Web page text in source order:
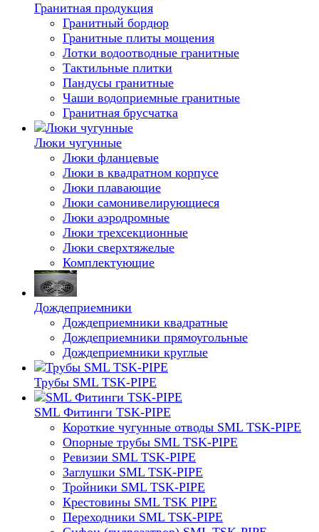
Гранитная продукция
Гранитный бордюр
Гранитные плиты мощения
Лотки водоотводные гранитные
Тактильные плитки
Пандусы гранитные
Чаши водоприемные гранитные
Гранитная брусчатка
Люки чугунные
Люки фланцевые
Люки в квадратном корпусе
Люки плавающие
Люки самонивелирующиеся
Люки аэродромные
Люки трехсекционные
Люки сверхтяжелые
Комплектующие
Дождеприемники
Дождеприемники квадратные
Дождеприемники прямоугольные
Дождеприемники круглые
Трубы SML TSK-PIPE
SML Фитинги TSK-PIPE
Короткие чугунные отводы SML TSK-PIPE
Опорные трубы SML TSK-PIPE
Ревизии SML TSK-PIPE
Заглушки SML TSK-PIPE
Тройники SML TSK-PIPE
Крестовины SML TSK PIPE
Переходники SML TSK-PIPE